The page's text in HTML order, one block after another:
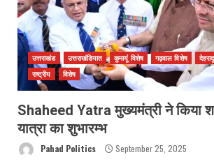
उत्तराखंड उत्तराखंडियात कुमायूं विशेष गढ़वाल विशेष
राष्ट्रीय
विशेष
Shaheed Yatra मुख्यमंत्री ने किया
यात्रा का शुभारम्भ
Pahad Politics September 25, 2025